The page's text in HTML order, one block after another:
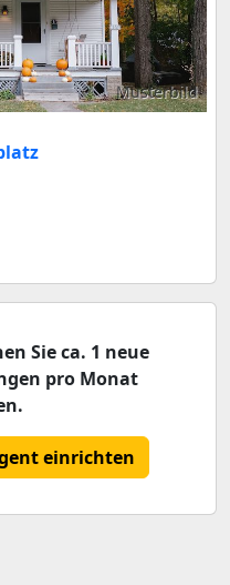
Musterbild
Sie ca. 1 neue
pro Monat
einrichten